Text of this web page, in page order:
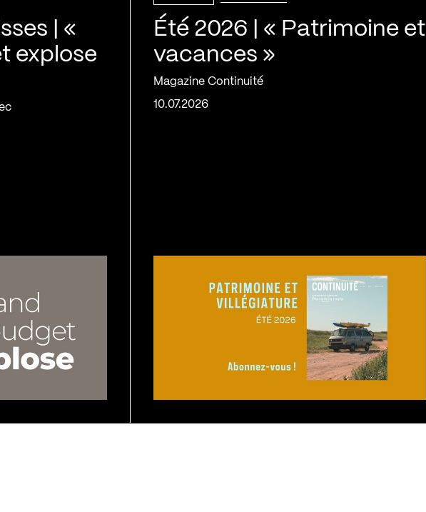
| «
explose
Été 2026 | « Patrimoine et
vacances »
Magazine Continuité
10.07.2026